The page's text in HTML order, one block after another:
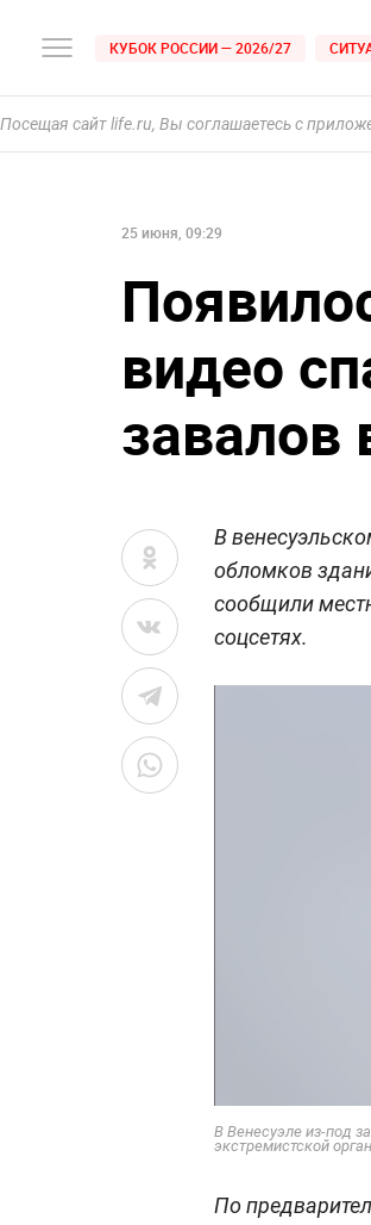
КУБОК РОССИИ — 2026/27
Посещая сайт life.ru, Вы соглашаетесь с
25 июня, 09:29
видео
завалов
В
обломков
сообщили
соцсетях.
В Венесуэле из-под
экстремистской
По